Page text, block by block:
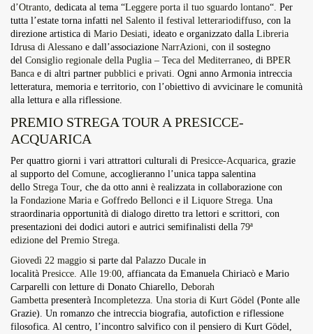
d’Otranto, dedicata al tema “Leggere porta il tuo sguardo lontano“. Per
tutta l’estate torna infatti nel Salento il festival letterariodiffuso, con la
direzione artistica di Mario Desiati, ideato e organizzato dalla Libreria
Idrusa di Alessano e dall’associazione NarrAzioni, con il sostegno
del Consiglio regionale della Puglia – Teca del Mediterraneo, di BPER
Banca e di altri partner pubblici e privati. Ogni anno Armonia intreccia
letteratura, memoria e territorio, con l’obiettivo di avvicinare le comunità
alla lettura e alla riflessione.
PREMIO STREGA TOUR A PRESICCE-
ACQUARICA
Per quattro giorni i vari attrattori culturali di Presicce-Acquarica, grazie
al supporto del Comune, accoglieranno l’unica tappa salentina
dello Strega Tour, che da otto anni è realizzata in collaborazione con
la Fondazione Maria e Goffredo Bellonci e il Liquore Strega. Una
straordinaria opportunità di dialogo diretto tra lettori e scrittori, con
presentazioni dei dodici autori e autrici semifinalisti della 79ª
edizione del Premio Strega.
Giovedì 22 maggio si parte dal Palazzo Ducale in
località Presicce. Alle 19:00, affiancata da Emanuela Chiriacò e Mario
Carparelli con letture di Donato Chiarello, Deborah
Gambetta presenterà Incompletezza. Una storia di Kurt Gödel (Ponte alle
Grazie). Un romanzo che intreccia biografia, autofiction e riflessione
filosofica. Al centro, l’incontro salvifico con il pensiero di Kurt Gödel,